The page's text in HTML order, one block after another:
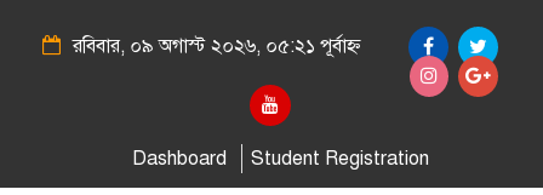
রবিবার, ০৯ অগাস্ট ২০২৬, ০৫:২১ পূর্বাহ্ন
Dashboard Student Registration